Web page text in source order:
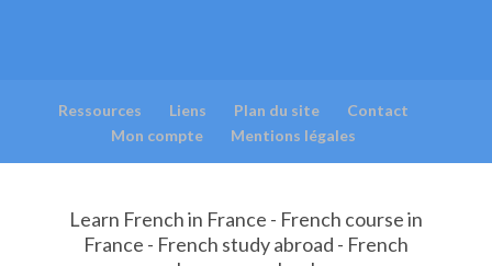
Ressources Liens Plan du site
Contact
Mon compte
Mentions légales
Learn French in France - French course in
France - French study abroad - French